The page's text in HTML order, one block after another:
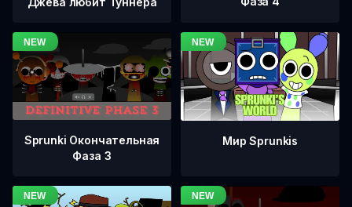
Sprunki Окончательная
Фаза 3
Мир Sprunkis